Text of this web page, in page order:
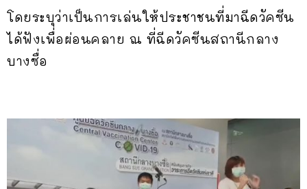
โดยระบุว่าเป็นการเล่นให้ประชาชนที่มาฉีดวัคซีน
ได้ฟังเพื่อผ่อนคลาย ณ ที่ฉีดวัคซีนสถานีกลาง
บางซื่อ